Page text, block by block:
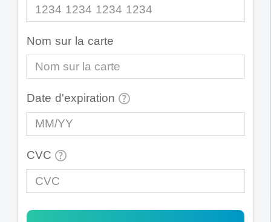
1234 1234 1234 1234
Nom sur la carte
Date d'expiration
MM/YY
CVC
CVC